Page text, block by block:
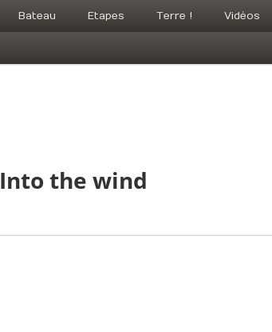
Bateau Etapes Terre ! Vidéos
Into the wind